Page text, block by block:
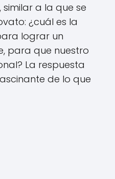
a la que se
¿cuál es la
lograr un
para que nuestro
La respuesta
de lo que